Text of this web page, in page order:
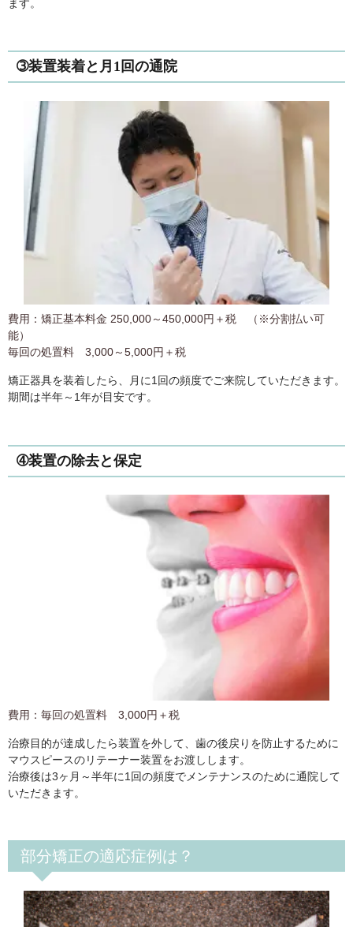
ます。
➂装置装着と月1回の通院
費用：矯正基本料金 250,000～450,000円＋税 （※分割払い可
能）
毎回の処置料 3,000～5,000円＋税
矯正器具を装着したら、月に1回の頻度でご来院していただきます。
期間は半年～1年が目安です。
➃装置の除去と保定
費用：毎回の処置料 3,000円＋税
治療目的が達成したら装置を外して、歯の後戻りを防止するために
マウスピースのリテーナー装置をお渡しします。
治療後は3ヶ月～半年に1回の頻度でメンテナンスのために通院して
いただきます。
部分矯正の適応症例は？